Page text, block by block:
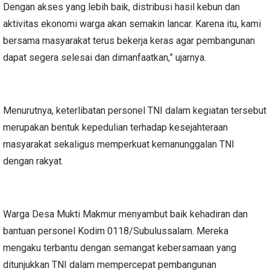
Dengan akses yang lebih baik, distribusi hasil kebun dan
aktivitas ekonomi warga akan semakin lancar. Karena itu, kami
bersama masyarakat terus bekerja keras agar pembangunan
dapat segera selesai dan dimanfaatkan,” ujarnya.
Menurutnya, keterlibatan personel TNI dalam kegiatan tersebut
merupakan bentuk kepedulian terhadap kesejahteraan
masyarakat sekaligus memperkuat kemanunggalan TNI
dengan rakyat.
Warga Desa Mukti Makmur menyambut baik kehadiran dan
bantuan personel Kodim 0118/Subulussalam. Mereka
mengaku terbantu dengan semangat kebersamaan yang
ditunjukkan TNI dalam mempercepat pembangunan